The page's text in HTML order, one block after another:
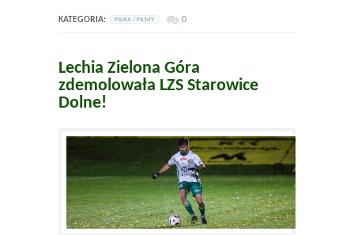
KATEGORIA: PILKA / FILMY 0
Lechia Zielona Góra
zdemolowała LZS Starowice
Dolne!